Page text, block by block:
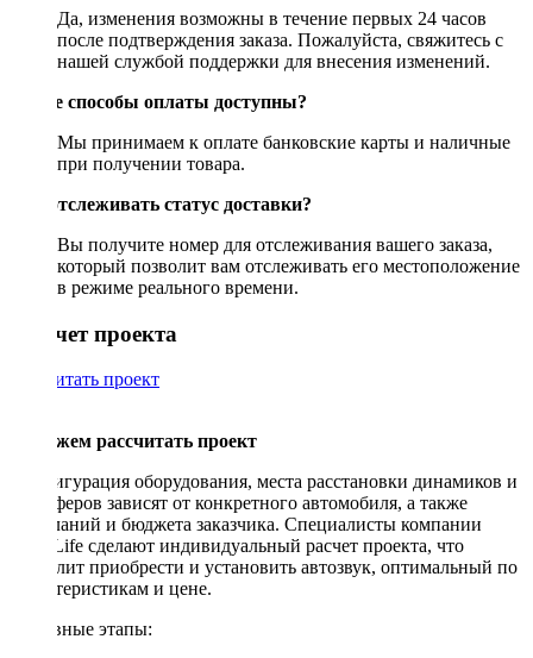
Да, изменения возможны в течение первых 24 часов
после подтверждения заказа. Пожалуйста, свяжитесь с
нашей службой поддержки для внесения изменений.
Какие способы оплаты доступны?
Мы принимаем к оплате банковские карты и наличные
при получении товара.
Как отслеживать статус доставки?
Вы получите номер для отслеживания вашего заказа,
который позволит вам отслеживать его местоположение
в режиме реального времени.
Рассчет проекта
Рассчитать проект
Поможем рассчитать проект
Конфигурация оборудования, места расстановки динамиков и
сабвуферов зависят от конкретного автомобиля, а также
пожеланий и бюджета заказчика. Специалисты компании
DriveLife сделают индивидуальный расчет проекта, что
позволит приобрести и установить автозвук, оптимальный по
характеристикам и цене.
Основные этапы: